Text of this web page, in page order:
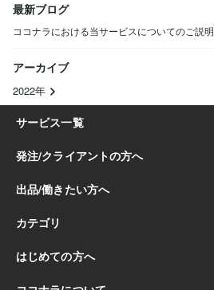
最新ブログ
ココナラにおける当サービスについてのご説明
アーカイブ
2022年